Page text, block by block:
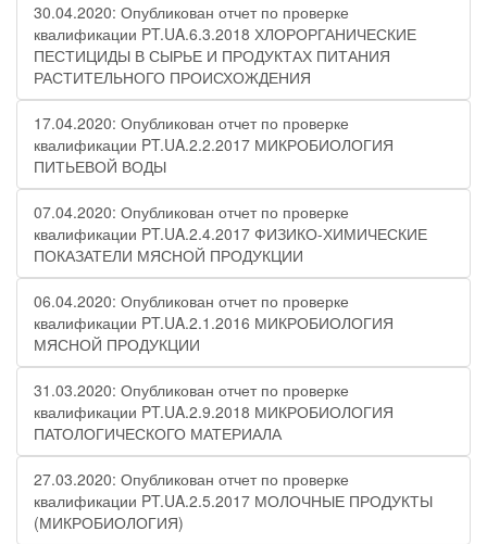
30.04.2020: Опубликован отчет по проверке
квалификации PT.UA.6.3.2018 ХЛОРОРГАНИЧЕСКИЕ
ПЕСТИЦИДЫ В СЫРЬЕ И ПРОДУКТАХ ПИТАНИЯ
РАСТИТЕЛЬНОГО ПРОИСХОЖДЕНИЯ
17.04.2020: Опубликован отчет по проверке
квалификации PT.UA.2.2.2017 МИКРОБИОЛОГИЯ
ПИТЬЕВОЙ ВОДЫ
07.04.2020: Опубликован отчет по проверке
квалификации PT.UA.2.4.2017 ФИЗИКО-ХИМИЧЕСКИЕ
ПОКАЗАТЕЛИ МЯСНОЙ ПРОДУКЦИИ
06.04.2020: Опубликован отчет по проверке
квалификации PT.UA.2.1.2016 МИКРОБИОЛОГИЯ
МЯСНОЙ ПРОДУКЦИИ
31.03.2020: Опубликован отчет по проверке
квалификации PT.UA.2.9.2018 МИКРОБИОЛОГИЯ
ПАТОЛОГИЧЕСКОГО МАТЕРИАЛА
27.03.2020: Опубликован отчет по проверке
квалификации PT.UA.2.5.2017 МОЛОЧНЫЕ ПРОДУКТЫ
(МИКРОБИОЛОГИЯ)